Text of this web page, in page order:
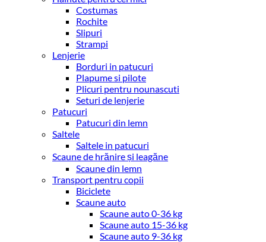
Costumas
Rochite
Slipuri
Strampi
Lenjerie
Borduri in patucuri
Plapume si pilote
Plicuri pentru nounascuti
Seturi de lenjerie
Patucuri
Patucuri din lemn
Saltele
Saltele in patucuri
Scaune de hrănire și leagăne
Scaune din lemn
Transport pentru copii
Biciclete
Scaune auto
Scaune auto 0-36 kg
Scaune auto 15-36 kg
Scaune auto 9-36 kg